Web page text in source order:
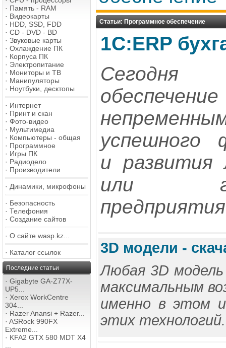
· Память - RAM
· Видеокарты
· HDD, SSD, FDD
· CD - DVD - BD
· Звуковые карты
· Охлаждение ПК
· Корпуса ПК
· Электропитание
· Мониторы и ТВ
· Манипуляторы
· Ноутбуки, десктопы
· Интернет
· Принт и скан
· Фото-видео
· Мультимедиа
· Компьютеры - общая
· Программное
· Игры ПК
· Радиодело
· Производители
· Динамики, микрофоны
· Безопасность
· Телефония
· Создание сайтов
· О сайте wasp.kz...
· Каталог ссылок
Последние статьи
· Gigabyte GA-Z77X-
UP5...
· Xerox WorkCentre
304...
· Razer Anansi + Razer...
· ASRock 990FX
Extreme...
· KFA2 GTX 580 MDT X4
Статьи: Программное обеспечение
1С:ERP
Сегодня
успешного
и развития
или
3D модели -
Любая 3D
максимальным
именно в этом
этих